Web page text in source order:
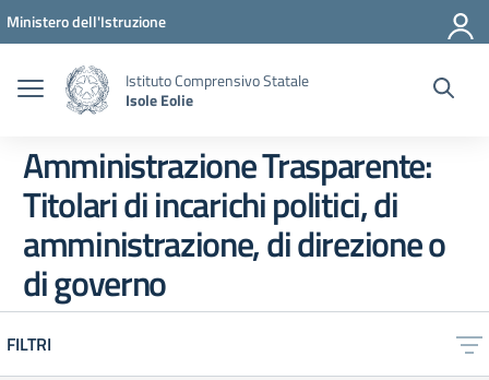
Vai ai contenuti
Vai al menu di navigazione
Vai al footer
Ministero dell'Istruzione
Istituto Comprensivo Statale
Isole Eolie
Amministrazione Trasparente:
Titolari di incarichi politici, di
amministrazione, di direzione o
di governo
FILTRI